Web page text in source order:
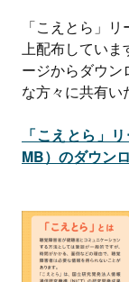
「こえとら」
上配布していま
ージからダウン
な方々に共有い
「こえとら」
MB）のダウン